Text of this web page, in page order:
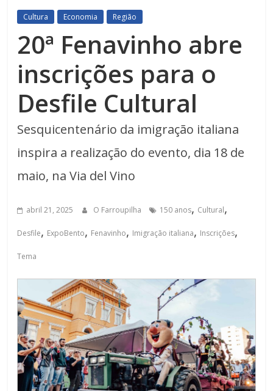
Cultura Economia Região
20ª Fenavinho abre
inscrições para o
Desfile Cultural
Sesquicentenário da imigração italiana
inspira a realização do evento, dia 18 de
maio, na Via del Vino
abril 21, 2025 O Farroupilha 150 anos, Cultural,
Desfile, ExpoBento, Fenavinho, Imigração italiana, Inscrições,
Tema